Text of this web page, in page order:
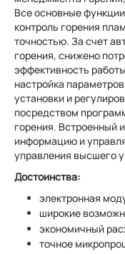
Все основные
контроль горения
точностью. За счет
горения, снижено
эффективность
настройка
установки и
посредством
горения. Встроенный
информацию и
управления высшего
Достоинства:
электронная
широкие
экономичный
точное